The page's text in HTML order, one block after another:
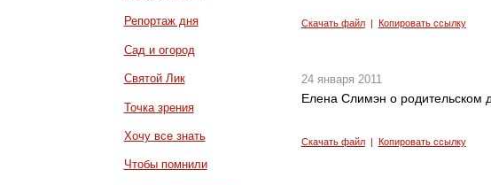
Репортаж дня
Сад и огород
Святой Лик
Точка зрения
Хочу все знать
Чтобы помнили
Скачать файл| Копировать ссылку
24 января 2011
Елена Слимэн о родительском
Скачать файл| Копировать ссылку